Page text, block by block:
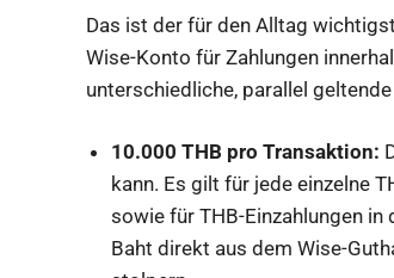
Das ist der für den Alltag
Wise-Konto für Zahlungen
unterschiedliche, parallel
10.000 THB pro Transaktion:
kann. Es gilt für jede einzelne
sowie für THB-Einzahlungen
Baht direkt aus dem Wise-